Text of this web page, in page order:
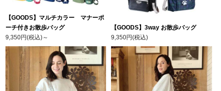
【GOODS】マルチカラー マナーポ
ーチ付きお散歩バッグ
9,350円(税込)～
【GOODS】3way お散歩バッグ
9,350円(税込)